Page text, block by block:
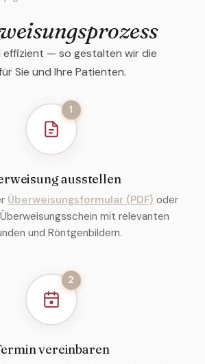
effizient — so gestalten wir die
Sie und Ihre Patienten.
1
ausstellen
Überweisungsformular (PDF) oder
mit relevanten
und Röntgenbildern.
2
vereinbaren